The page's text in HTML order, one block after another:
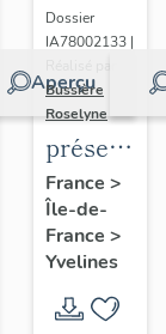
Aperçu
Dossier
IA78002133 |
Bussière
Roselyne
du
diagnostic
et
France >
Île-de-
France >
Yvelines